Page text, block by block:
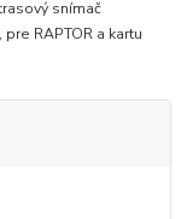
snímač
RAPTOR a kartu